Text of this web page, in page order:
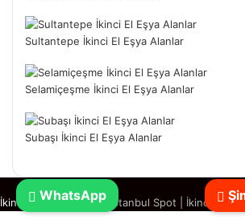
Sultantepe İkinci El Eşya Alanlar
Selamiçeşme İkinci El Eşya Alanlar
Subaşı İkinci El Eşya Alanlar
İkinci El Eşya Alanlar | İstanbul Spot
İkinci El
WhatsApp